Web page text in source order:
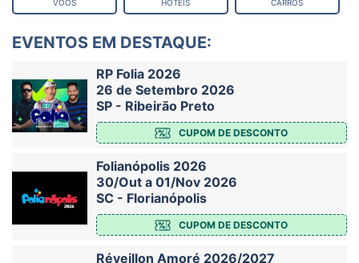
VOOS HOTÉIS CARROS
EVENTOS EM DESTAQUE:
RP Folia 2026
26 de Setembro 2026
SP - Ribeirão Preto
CUPOM DE DESCONTO
Folianópolis 2026
30/Out a 01/Nov 2026
SC - Florianópolis
CUPOM DE DESCONTO
Réveillon Amoré 2026/2027